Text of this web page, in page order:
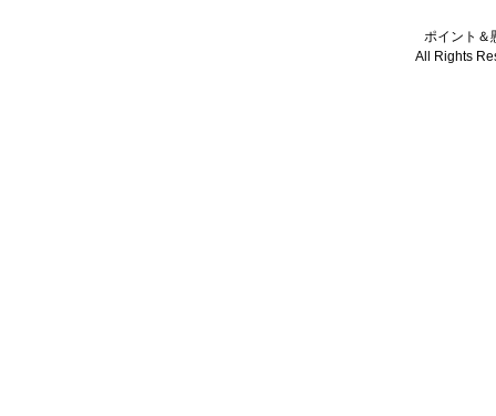
ポイント＆
All Rights